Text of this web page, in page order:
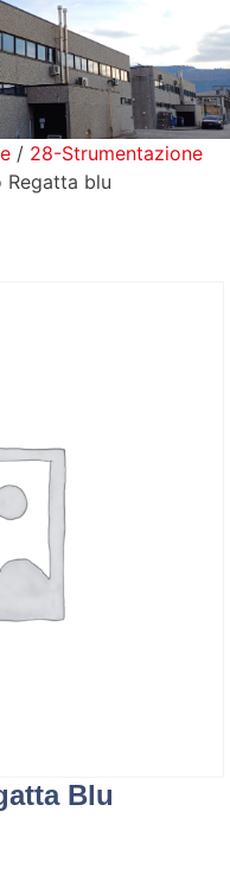
/ 28-Strumentazione
Regatta blu
Blu